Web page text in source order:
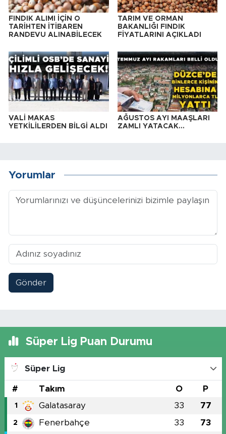
FINDIK ALIMI İÇİN O
TARİHTEN İTİBAREN
RANDEVU ALINABİLECEK
TARIM VE ORMAN
BAKANLIĞI FINDIK
FİYATLARINI AÇIKLADI
VALİ MAKAS
YETKİLİLERDEN BİLGİ ALDI
AĞUSTOS AYI MAAŞLARI
ZAMLI YATACAK…
Yorumlar
Gönder
Süper Lig Puan Durumu
Süper Lig
# Takım O P
1 Galatasaray 33 77
2 Fenerbahçe 33 73